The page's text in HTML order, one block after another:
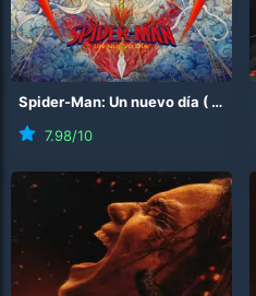
Spider-Man: Un nuevo día ( 2026
7.98/10